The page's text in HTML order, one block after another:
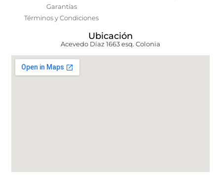
Garantías
Términos y Condiciones
Ubicación
Acevedo Díaz 1663 esq. Colonia